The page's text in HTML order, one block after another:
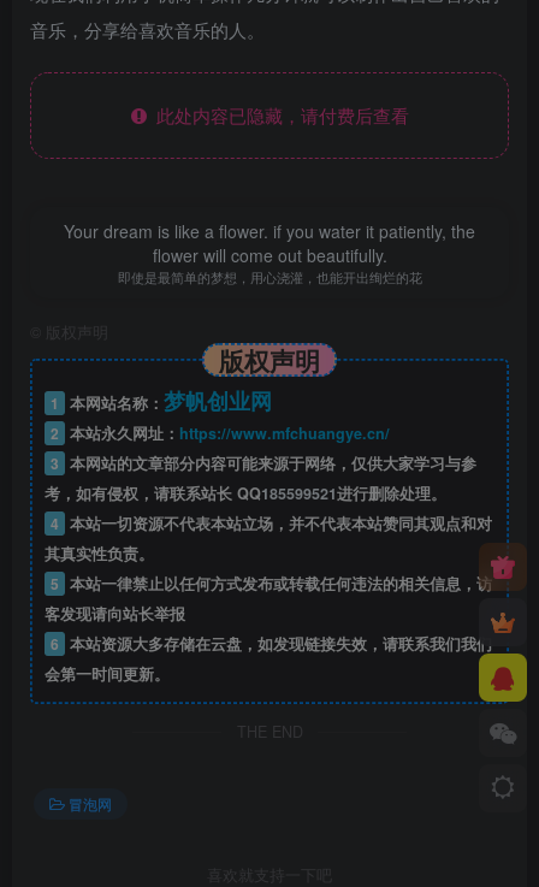
音乐，分享给喜欢音乐的人。
此处内容已隐藏，请付费后查看
Your dream is like a flower. if you water it patiently, the
flower will come out beautifully.
即使是最简单的梦想，用心浇灌，也能开出绚烂的花
版权声明
版权声明
1 本网站名称： 梦帆创业网
2 本站永久网址： https://www.mfchuangye.cn/
3 本网站的文章部分内容可能来源于网络，仅供大家学习与参
考，如有侵权，请联系站长 QQ185599521进行删除处理。
4 本站一切资源不代表本站立场，并不代表本站赞同其观点和对
其真实性负责。
5 本站一律禁止以任何方式发布或转载任何违法的相关信息，访
客发现请向站长举报
6 本站资源大多存储在云盘，如发现链接失效，请联系我们我们
会第一时间更新。
THE END
冒泡网
喜欢就支持一下吧